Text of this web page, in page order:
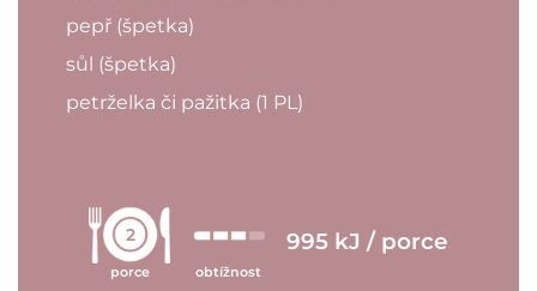
pepř (špetka)
sůl (špetka)
petrželka či pažitka (1 PL)
2
porce obtížnost
995 kJ / porce